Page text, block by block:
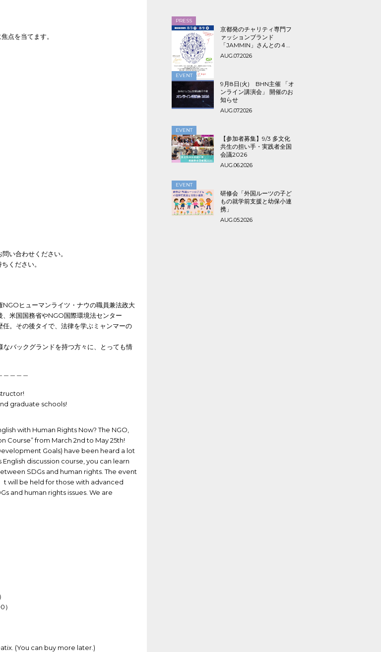
点を当てます。
い合わせください。
ください。
ヒューマンライツ・ナウの職員兼法政大
米国国務省やNGO国際環境法センター
その後タイで、法律を学ぶミャンマーの
バックグランドを持つ方々に、とっても情
graduate schools!
with Human Rights Now? The NGO,
Course” from March 2nd to May 25th!
Goals) have been heard a lot
discussion course, you can learn
SDGs and human rights. The event
will be held for those with advanced
and human rights issues. We are
(You can buy more later.)
PRESS
京都発のチャリティ専門フ
ァッションブランド
「JAMMIN」さんとの４年
ぶり３回目のコラボTシャツ
AUG.07.2026
EVENT
9月8日(火) BHN主催 「オ
ンライン講演会」 開催のお
知らせ
AUG.07.2026
EVENT
【参加者募集】9/3 多文化
共生の担い手・実践者全国
会議2026
AUG.06.2026
EVENT
研修会「外国ルーツの子ど
もの就学前支援と幼保小連
携」
AUG.05.2026